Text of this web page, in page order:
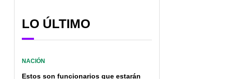
LO ÚLTIMO
NACIÓN
Estos son funcionarios que estarán